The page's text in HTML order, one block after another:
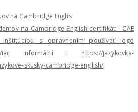
na Cambridge Englis